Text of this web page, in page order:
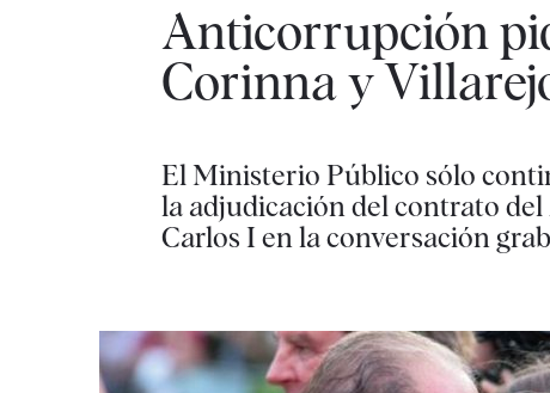
Anticorrupción
Corinna y
El Ministerio Público sólo
la adjudicación del contrato
Carlos I en la conversación